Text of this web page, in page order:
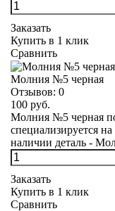
Заказать
Купить в 1 клик
Сравнить
Молния №5 черная
Отзывов: 0
100 руб.
Молния №5 черная
специализируется
наличии деталь -
Заказать
Купить в 1 клик
Сравнить